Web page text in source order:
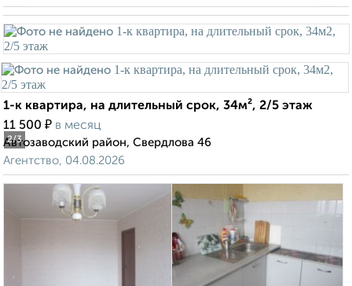
2/3
1-к квартира, на длительный срок, 34м², 2/5 этаж
11 500 ₽ в месяц
Автозаводский район, Свердлова 46
Агентство, 04.08.2026